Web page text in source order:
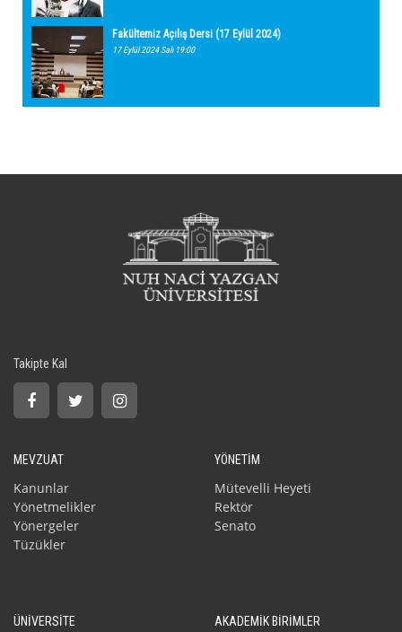
Fakültemiz Açılış Dersi (17 Eylül 2024)
17 Eylül 2024 Salı 19:00
Takipte Kal
MEVZUAT
Kanunlar
Yönetmelikler
Yönergeler
Tüzükler
YÖNETİM
Mütevelli Heyeti
Rektör
Senato
ÜNİVERSİTE AKADEMİK BİRİMLER